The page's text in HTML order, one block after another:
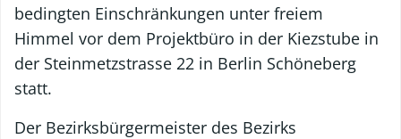
bedingten Einschränkungen unter freiem
Himmel vor dem Projektbüro in der Kiezstube in
der Steinmetzstrasse 22 in Berlin Schöneberg
statt.
Der Bezirksbürgermeister des Bezirks